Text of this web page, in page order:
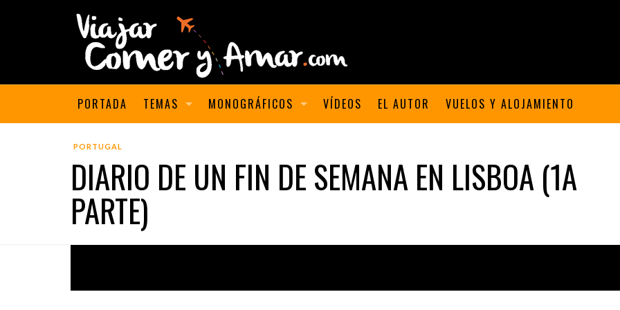
PORTADA TEMAS MONOGRÁFICOS VÍDEOS EL AUTOR VUELOS Y ALOJAMIENTO
PORTUGAL
DIARIO DE UN FIN DE SEMANA EN LISBOA (1A
PARTE)